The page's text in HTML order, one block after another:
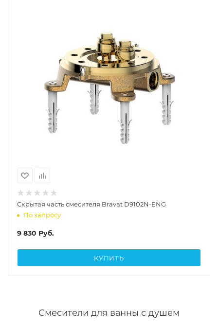
Скрытая часть смесителя Bravat D9102N-ENG
По запросу
9 830 Руб.
КУПИТЬ
Смесители для ванны с душем